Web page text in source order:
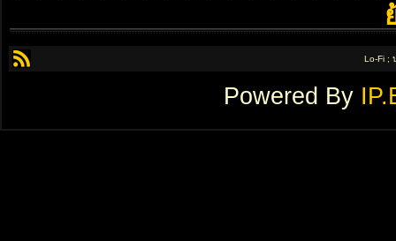
Lo-Fi ;
Powered By